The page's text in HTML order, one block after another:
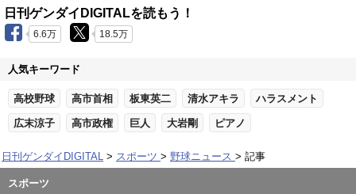
日刊ゲンダイDIGITALを読もう！
6.6万 18.5万
人気キーワード
高校野球 高市首相 板東英二 清水アキラ ハラスメント
広末涼子 高市政権 巨人 大岩剛 ピアノ
日刊ゲンダイDIGITAL スポーツ 野球ニュース 記事
スポーツ